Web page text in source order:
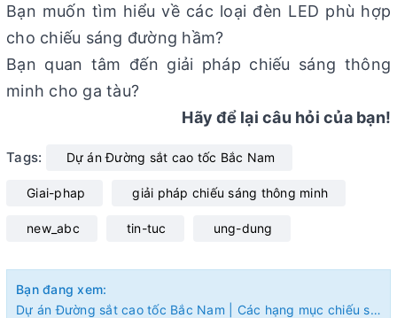
Bạn muốn tìm hiểu về các loại đèn LED phù hợp
cho chiếu sáng đường hầm?
Bạn quan tâm đến giải pháp chiếu sáng thông
minh cho ga tàu?
Hãy để lại câu hỏi của bạn!
Tags: Dự án Đường sắt cao tốc Bắc Nam
Giai-phap giải pháp chiếu sáng thông minh
new_abc tin-tuc ung-dung
Bạn đang xem:
Dự án Đường sắt cao tốc Bắc Nam | Các hạng mục chiếu sáng liên quan mà ZALAA Lighting có thể cung cấp